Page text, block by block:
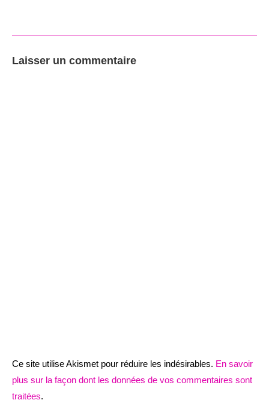
Laisser un commentaire
Ce site utilise Akismet pour réduire les indésirables. En savoir
plus sur la façon dont les données de vos commentaires sont
traitées.